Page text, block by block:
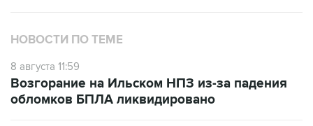
НОВОСТИ ПО ТЕМЕ
8 августа 11:59
Возгорание на Ильском НПЗ из-за падения
обломков БПЛА ликвидировано